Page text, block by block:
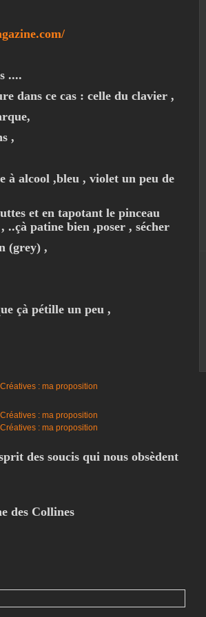
....
dans ce cas : celle du clavier ,
,
à alcool ,bleu , violet un peu de
et en tapotant le pinceau
..çà patine bien ,poser , sécher
(grey) ,
çà pétille un peu ,
des soucis qui nous obsèdent
des Collines